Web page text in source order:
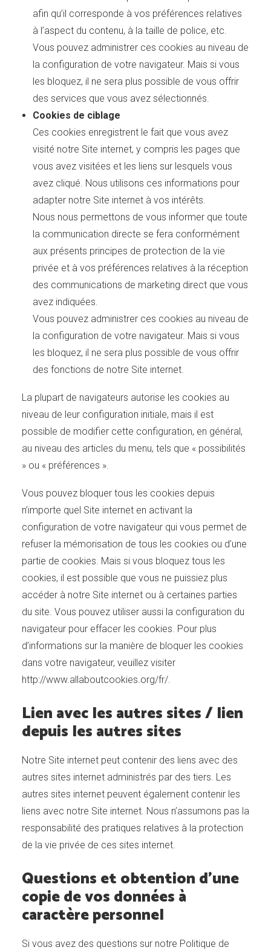
afin qu’il corresponde à vos préférences relatives
à l’aspect du contenu, à la taille de police, etc.
Vous pouvez administrer ces cookies au niveau de
la configuration de votre navigateur. Mais si vous
les bloquez, il ne sera plus possible de vous offrir
des services que vous avez sélectionnés.
Cookies de ciblage
Ces cookies enregistrent le fait que vous avez
visité notre Site internet, y compris les pages que
vous avez visitées et les liens sur lesquels vous
avez cliqué. Nous utilisons ces informations pour
adapter notre Site internet à vos intérêts.
Nous nous permettons de vous informer que toute
la communication directe se fera conformément
aux présents principes de protection de la vie
privée et à vos préférences relatives à la réception
des communications de marketing direct que vous
avez indiquées.
Vous pouvez administrer ces cookies au niveau de
la configuration de votre navigateur. Mais si vous
les bloquez, il ne sera plus possible de vous offrir
des fonctions de notre Site internet.
La plupart de navigateurs autorise les cookies au
niveau de leur configuration initiale, mais il est
possible de modifier cette configuration, en général,
au niveau des articles du menu, tels que « possibilités
» ou « préférences ».
Vous pouvez bloquer tous les cookies depuis
n’importe quel Site internet en activant la
configuration de votre navigateur qui vous permet de
refuser la mémorisation de tous les cookies ou d’une
partie de cookies. Mais si vous bloquez tous les
cookies, il est possible que vous ne puissiez plus
accéder à notre Site internet ou à certaines parties
du site. Vous pouvez utiliser aussi la configuration du
navigateur pour effacer les cookies. Pour plus
d’informations sur la manière de bloquer les cookies
dans votre navigateur, veuillez visiter
http://www.allaboutcookies.org/fr/.
Lien avec les autres sites / lien
depuis les autres sites
Notre Site internet peut contenir des liens avec des
autres sites internet administrés par des tiers. Les
autres sites internet peuvent également contenir les
liens avec notre Site internet. Nous n’assumons pas la
responsabilité des pratiques relatives à la protection
de la vie privée de ces sites internet.
Questions et obtention d’une
copie de vos données à
caractère personnel
Si vous avez des questions sur notre Politique de